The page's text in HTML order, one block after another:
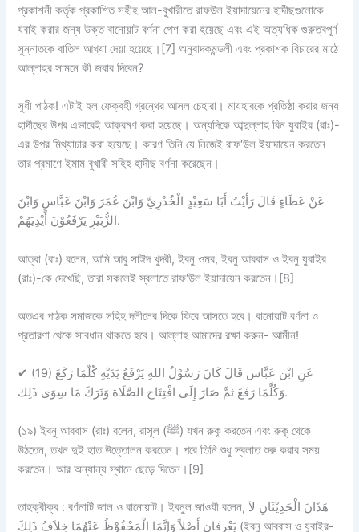
প্রকাশনী কর্তৃক প্রকাশিত সহীহ আল-বুখারীতে রাফঊল ইয়াদায়েনের হাদীছগুলোকে
যবাই করার জন্য উক্ত বানোয়াট বর্ণনা পেশ করা হয়েছে এবং এই অত্যধিক গুরুত্বপূর্ণ
সুন্নাতকে বাতিল আখ্যা দেয়া হয়েছে।[7] অনুবাদকমন্ডলী এবং প্রকাশক বিচারের মাঠে
আল্লাহর সামনে কী জবাব দিবেন?
সুধী পাঠক!এটাই হল ফেক্বহী গ্রন্থের আসল চেহারা। মাযহাবকে প্রতিষ্ঠা করার জন্য
হাদীছের উপর এভাবেই আক্রমণ করা হয়েছে। অন্যদিকে আব্দুল্লাহ বিন যুবাইর (রাঃ)-
এর উপর মিথ্যাচার করা হয়েছে। কারণ তিনি যে নিজেই রাফ‘উল ইয়াদায়েন করতেন
তার প্রমাণে ইমাম বুখারী সহিহ হাদীছ বর্ণনা করেছেন।
عَنْ عَطَاءٍ قَالَ رَأَيْتُ أَبَا سَعِيْدٍ الْخُدْرِيَّ وَابْنَ عُمَرَ وَابْنَ عَبَّاسٍ وَابْنَ
الزُّبَيْرِ يَرْفَعُوْنَ أَيْدِيَهُمْ.
আত্বা (রাঃ) বলেন, আমি আবু সাঈদ খুদরী, ইবনু ওমর, ইবনু আববাস ও ইবনু যুবাইর
(রাঃ)-কে দেখেছি, তারা সকলেই স্বলাতে রাফ‘উল ইয়াদায়েন করতেন।[8]
অতএব পাঠক সমাজকে সহিহ দলীলের দিকে ফিরে আসতে হবে। বানোয়াট বর্ণনা ও
প্রতারণা থেকে সাবধান থাকতে হবে। আল্লাহ আমাদের রক্ষা করুন- আমীন!
✔ (19) عَنِ ابْن عَبَّاس قَالَ كَانَ رَسُوْلُ اللهِ يَرْفَعُ يَدَيْهِ كُلّمَا رَكَعَ
وَكُلَّمَا رَفَعَ ثمَّ صَارَ إِلَى افْتِتَاح الصَّلَاة وَتَرَكَ مَا سِوَى ذَلِك.
(১৯) ইবনু আববাস (রাঃ) বলেন, রাসূল (ﷺ) যখন রুকূ করতেন এবং রুকূ থেকে
উঠতেন, তখন দুই হাত উত্তোলন করতেন। পরে তিনি শুধু স্বলাত শুরু করার সময়
করতেন। আর অন্যান্য স্থানে ছেড়ে দিতেন।[9]
তাহক্বীক্ব :বর্ণনাটিজাল ও বানোয়াট। ইবনুল জাওযী বলেন, هَذَانَ الْحَدِيْثَانِ لاَ
يَعْرِفَانِ أَصْلاً وَإِنَّمَا الْمَحْفُوْظُ عَنْهُمَا خِلاَفُ ذَلِكَ (ইবনু আববাস ও যুবাইর-